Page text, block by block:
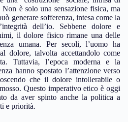
è solo una sensazione fisica, ma
generare sofferenza, intesa come la
dell’io. Sebbene dolore e
il dolore fisico rimane una delle
umana. Per secoli, l’uomo ha
dolore, talvolta accettandolo come
Tuttavia, l’epoca moderna e la
hanno spostato l’attenzione verso
che il dolore intollerabile o
Questo imperativo etico è oggi
da aver spinto anche la politica a
e priorità.